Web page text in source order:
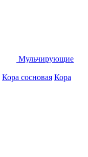
Мульчирующие
Кора сосновая Кора